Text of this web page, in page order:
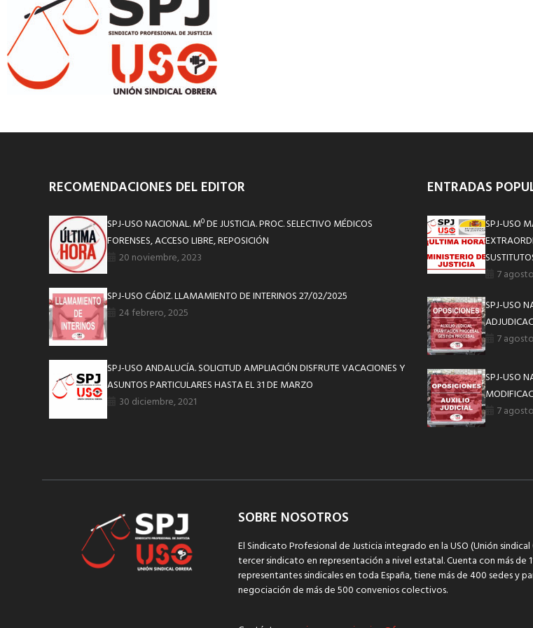
RECOMENDACIONES DEL EDITOR
SPJ-USO NACIONAL. Mº DE JUSTICIA. PROC. SELECTIVO MÉDICOS
FORENSES, ACCESO LIBRE, REPOSICIÓN
20 noviembre, 2023
SPJ-USO CÁDIZ. LLAMAMIENTO DE INTERINOS 27/02/2025
24 febrero, 2025
SPJ-USO ANDALUCÍA. SOLICITUD AMPLIACIÓN DISFRUTE VACACIONES Y
ASUNTOS PARTICULARES HASTA EL 31 DE MARZO
30 diciembre, 2021
ENTRADAS
SPJ-USO
7
SPJ-USO
7
SPJ-USO
7
SOBRE NOSOTROS
El Sindicato Profesional de Justicia integrado en la USO (Unión sindical
tercer sindicato en representación a nivel estatal. Cuenta con más de
representantes sindicales en toda España, tiene más de 400 sedes y
negociación de más de 500 convenios colectivos.